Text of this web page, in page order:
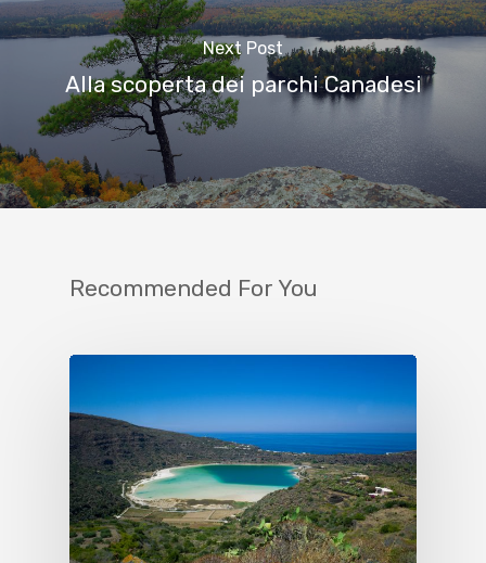
Next Post
Alla scoperta dei parchi Canadesi
Recommended For You